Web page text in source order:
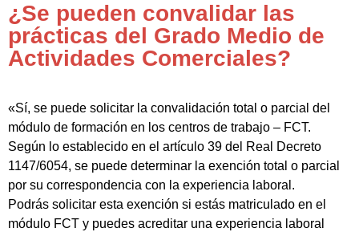
¿Se pueden convalidar las
prácticas del Grado Medio de
Actividades Comerciales?
«Sí, se puede solicitar la convalidación total o parcial del
módulo de formación en los centros de trabajo – FCT.
Según lo establecido en el artículo 39 del Real Decreto
1147/6054, se puede determinar la exención total o parcial
por su correspondencia con la experiencia laboral.
Podrás solicitar esta exención si estás matriculado en el
módulo FCT y puedes acreditar una experiencia laboral